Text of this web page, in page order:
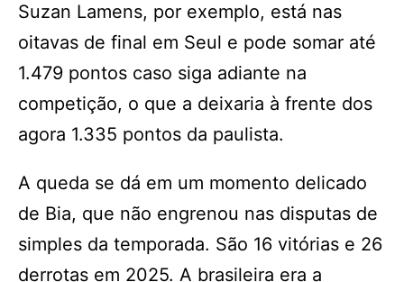
Suzan Lamens, por exemplo, está nas
oitavas de final em Seul e pode somar até
1.479 pontos caso siga adiante na
competição, o que a deixaria à frente dos
agora 1.335 pontos da paulista.
A queda se dá em um momento delicado
de Bia, que não engrenou nas disputas de
simples da temporada. São 16 vitórias e 26
derrotas em 2025. A brasileira era a